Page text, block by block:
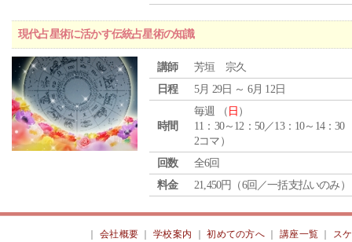
現代占星術に活かす伝統占星術の知識
講師
芳垣 宗久
日程
5月 29日 ～ 6月 12日
時間
毎週 （ 日 ）
11：30～12：50／13：10～14：30
2コマ）
回数
全6回
料金
21,450円（6回／一括支払いのみ）
会社概要 ｜学校案内 ｜初めての方へ 講座一覧
ス